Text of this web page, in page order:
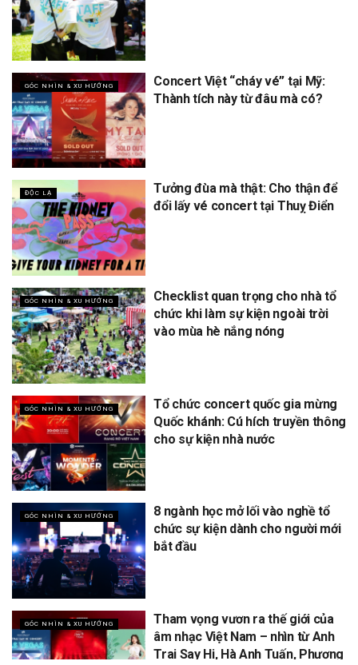
GÓC NHÌN & XU HƯỚNG
Concert Việt “cháy vé” tại Mỹ:
Thành tích này từ đâu mà có?
ĐỘC LẠ
Tưởng đùa mà thật: Cho thận để
đổi lấy vé concert tại Thuỵ Điển
GÓC NHÌN & XU HƯỚNG
Checklist quan trọng cho nhà tổ
chức khi làm sự kiện ngoài trời
vào mùa hè nắng nóng
GÓC NHÌN & XU HƯỚNG
Tổ chức concert quốc gia mừng
Quốc khánh: Cú hích truyền thông
cho sự kiện nhà nước
GÓC NHÌN & XU HƯỚNG
8 ngành học mở lối vào nghề tổ
chức sự kiện dành cho người mới
bắt đầu
GÓC NHÌN & XU HƯỚNG
Tham vọng vươn ra thế giới của
âm nhạc Việt Nam – nhìn từ Anh
Trai Say Hi, Hà Anh Tuấn, Phương